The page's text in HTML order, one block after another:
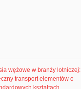
wężowe w branży lotniczej:
transport elementów o
kształtach